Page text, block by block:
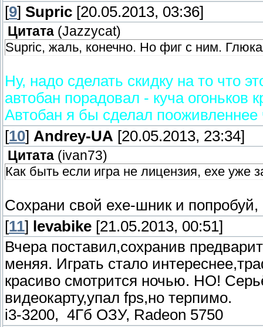
[9] Supric [20.05.2013, 03:36]
Цитата (Jazzycat)
Supric, жаль, конечно. Но фиг с ним.
Ну, надо сделать скидку на то что
автобан порадовал - куча огоньков
Автобан я бы сделал
[10] Andrey-UA [20.05.2013, 23:34]
Цитата (ivan73)
Как быть если игра не лицензия, exe уже
Сохрани свой exe-шник и
[11] levabike [21.05.2013, 00:51]
Вчера поставил,сохранив
меняя. Играть стало
красиво смотрится ночью. НО!
видеокарту,упал fps,но терпимо.
i3-3200, 4Гб ОЗУ, Radeon 5750